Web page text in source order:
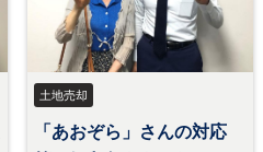
土地売却
「あおぞら」さんの対応